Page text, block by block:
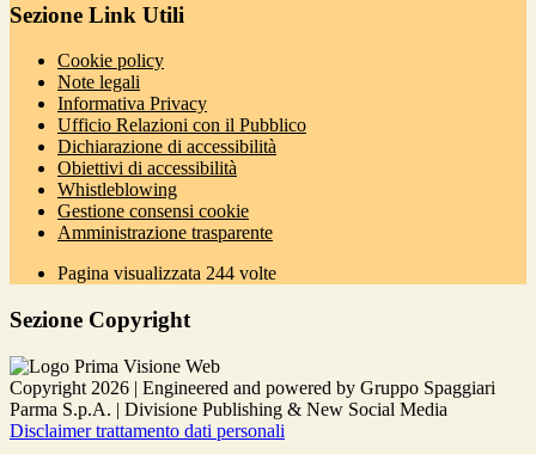
Sezione Link Utili
Cookie policy
Note legali
Informativa Privacy
Ufficio Relazioni con il Pubblico
Dichiarazione di accessibilità
Obiettivi di accessibilità
Whistleblowing
Gestione consensi cookie
Amministrazione trasparente
Pagina visualizzata 244 volte
Sezione Copyright
Copyright 2026 | Engineered and powered by Gruppo Spaggiari
Parma S.p.A. | Divisione Publishing & New Social Media
Disclaimer trattamento dati personali